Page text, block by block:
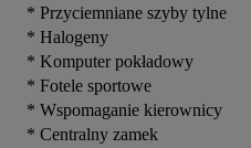
* Przyciemniane szyby tylne
* Halogeny
* Komputer pokładowy
* Fotele sportowe
* Wspomaganie kierownicy
* Centralny zamek